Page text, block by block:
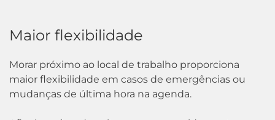
Maior flexibilidade
Morar próximo ao local de trabalho proporciona
maior flexibilidade em casos de emergências ou
mudanças de última hora na agenda.